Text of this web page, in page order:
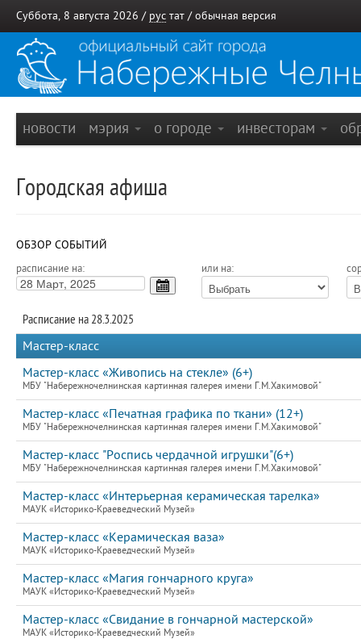
Суббота, 8 августа 2026 / рус тат / обычная версия
новости мэрия о городе инвесторам
Городская афиша
ОБЗОР СОБЫТИЙ
расписание на: или на:
Расписание на 28.3.2025
Мастер-класс
Мастер-класс «Живопись на стекле» (6+)
МБУ "Набережночелнинская картинная галерея имени Г.М.Хакимовой"
Мастер-класс «Печатная графика по ткани» (12+)
МБУ "Набережночелнинская картинная галерея имени Г.М.Хакимовой"
Мастер-класс "Роспись чердачной игрушки"(6+)
МБУ "Набережночелнинская картинная галерея имени Г.М.Хакимовой"
Мастер-класс «Интерьерная керамическая тарелка»
МАУК «Историко-Краеведческий Музей»
Мастер-класс «Керамическая ваза»
МАУК «Историко-Краеведческий Музей»
Мастер-класс «Магия гончарного круга»
МАУК «Историко-Краеведческий Музей»
Мастер-класс «Свидание в гончарной мастерской»
МАУК «Историко-Краеведческий Музей»